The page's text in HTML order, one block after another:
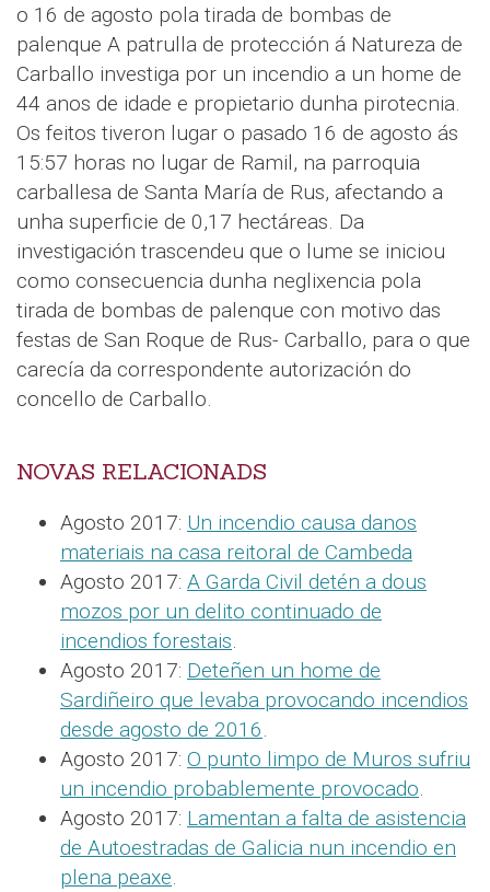
o 16 de agosto pola tirada de bombas de
palenque A patrulla de protección á Natureza de
Carballo investiga por un incendio a un home de
44 anos de idade e propietario dunha pirotecnia.
Os feitos tiveron lugar o pasado 16 de agosto ás
15:57 horas no lugar de Ramil, na parroquia
carballesa de Santa María de Rus, afectando a
unha superficie de 0,17 hectáreas. Da
investigación trascendeu que o lume se iniciou
como consecuencia dunha neglixencia pola
tirada de bombas de palenque con motivo das
festas de San Roque de Rus- Carballo, para o que
carecía da correspondente autorización do
concello de Carballo.
NOVAS RELACIONADS
Agosto 2017: Un incendio causa danos
materiais na casa reitoral de Cambeda
Agosto 2017: A Garda Civil detén a dous
mozos por un delito continuado de
incendios forestais
Agosto 2017: Deteñen un home de
Sardiñeiro que levaba provocando incendios
desde agosto de 2016
Agosto 2017: O punto limpo de Muros sufriu
un incendio probablemente provocado
Agosto 2017: Lamentan a falta de asistencia
de Autoestradas de Galicia nun incendio en
plena peaxe